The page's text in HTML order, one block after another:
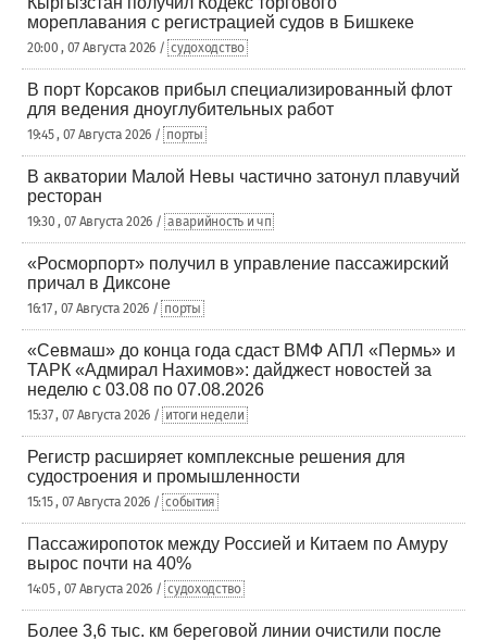
мореплавания с регистрацией судов в Бишкеке
20:00 , 07 Августа 2026 / судоходство
В порт Корсаков прибыл специализированный флот
для ведения дноуглубительных работ
19:45 , 07 Августа 2026 / порты
В акватории Малой Невы частично затонул плавучий
ресторан
19:30 , 07 Августа 2026 / аварийность и чп
«Росморпорт» получил в управление пассажирский
причал в Диксоне
16:17 , 07 Августа 2026 / порты
«Севмаш» до конца года сдаст ВМФ АПЛ «Пермь» и
ТАРК «Адмирал Нахимов»: дайджест новостей за
неделю с 03.08 по 07.08.2026
15:37 , 07 Августа 2026 / итоги недели
Регистр расширяет комплексные решения для
судостроения и промышленности
15:15 , 07 Августа 2026 / события
Пассажиропоток между Россией и Китаем по Амуру
вырос почти на 40%
14:05 , 07 Августа 2026 / судоходство
Более 3,6 тыс. км береговой линии очистили после